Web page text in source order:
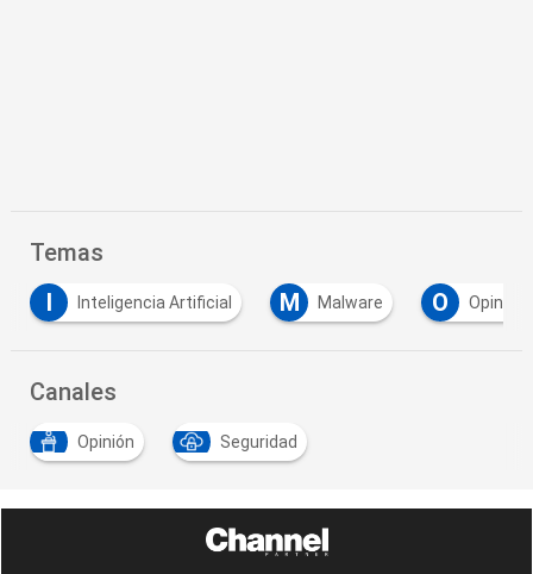
Temas
Inteligencia Artificial M Malware O Opinión
Canales
Opinión Seguridad